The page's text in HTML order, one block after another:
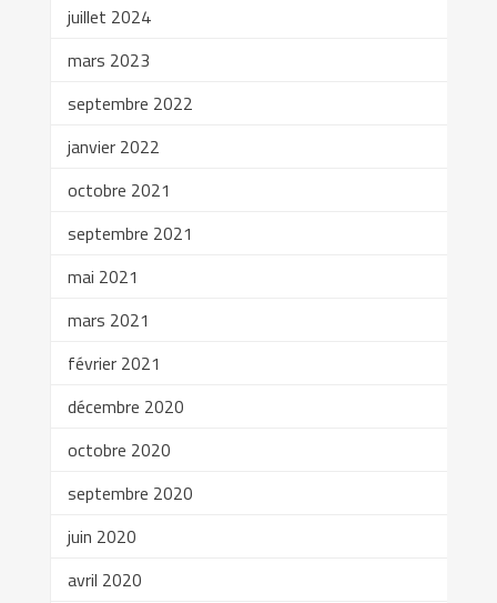
juillet 2024
mars 2023
septembre 2022
janvier 2022
octobre 2021
septembre 2021
mai 2021
mars 2021
février 2021
décembre 2020
octobre 2020
septembre 2020
juin 2020
avril 2020